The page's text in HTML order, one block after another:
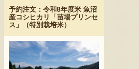
予約注文：令和8年度米 魚沼
産コシヒカリ「苗場プリンセ
ス」（特別栽培米）